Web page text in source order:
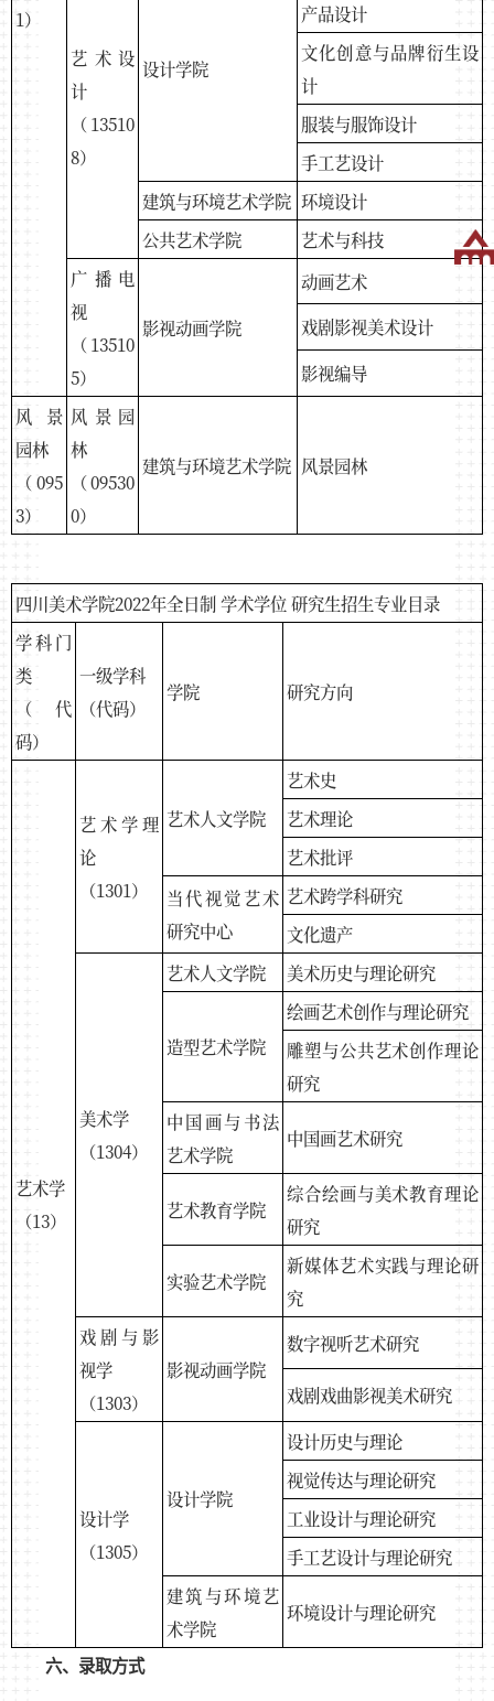
1）
艺术设
计
（13510
8）
设计学院
产品设计
文化创意与品牌衍生设
计
服装与服饰设计
手工艺设计
建筑与环境艺术学院 环境设计
公共艺术学院
艺术与科技
广播电
视
（13510
5）
影视动画学院
动画艺术
戏剧影视美术设计
影视编导
风景
园林
（095
3）
风景园
林
（09530
0）
建筑与环境艺术学院 风景园林
四川美术学院2022年全日制 学术学位 研究生招生专业目录
学科门
类
（代
码）
一级学科
（代码）
学院 研究方向
艺术学
（13）
艺术学理
论
（1301）
艺术人文学院
艺术史
艺术理论
艺术批评
当代视觉艺术
研究中心
艺术跨学科研究
文化遗产
美术学
（1304）
艺术人文学院 美术历史与理论研究
造型艺术学院
绘画艺术创作与理论研究
雕塑与公共艺术创作理论
研究
中国画与书法
艺术学院
中国画艺术研究
艺术教育学院
综合绘画与美术教育理论
研究
实验艺术学院
新媒体艺术实践与理论研
究
戏剧与影
视学
（1303）
影视动画学院
数字视听艺术研究
戏剧戏曲影视美术研究
设计学
（1305）
设计学院
设计历史与理论
视觉传达与理论研究
工业设计与理论研究
手工艺设计与理论研究
建筑与环境艺
术学院
环境设计与理论研究
六、录取方式